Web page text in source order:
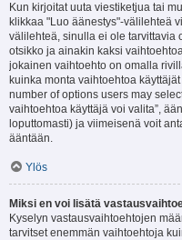
Kun kirjoitat uuta viestiketjua tai
klikkaa "Luo äänestys"-välilehteä
välilehteä, sinulla ei ole tarvittavia
otsikko ja ainakin kaksi
jokainen vaihtoehto on omalla
kuinka monta vaihtoehtoa
number of options users may
vaihtoehtoa käyttäjä voi valita”,
loputtomasti) ja viimeisenä voit
ääntään.
Ylös
Miksi en voi lisätä
Kyselyn vastausvaihtoehtojen
tarvitset enemmän vaihtoehtoja